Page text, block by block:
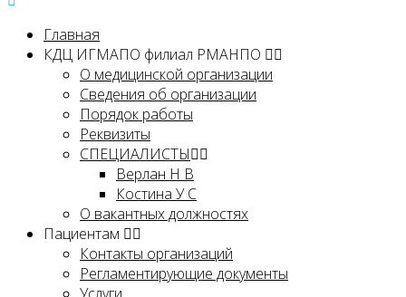
Главная
КДЦ ИГМАПО филиал РМАНПО
О медицинской организации
Сведения об организации
Порядок работы
Реквизиты
СПЕЦИАЛИСТЫ
Верлан Н В
Костина У С
О вакантных должностях
Пациентам
Контакты организаций
Регламентирующие документы